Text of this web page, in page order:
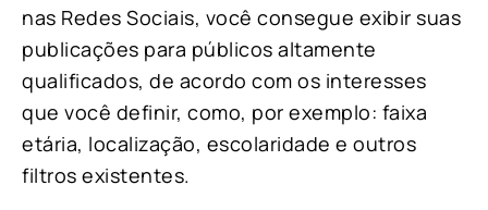
nas Redes Sociais, você consegue exibir suas
publicações para públicos altamente
qualificados, de acordo com os interesses
que você definir, como, por exemplo: faixa
etária, localização, escolaridade e outros
filtros existentes.